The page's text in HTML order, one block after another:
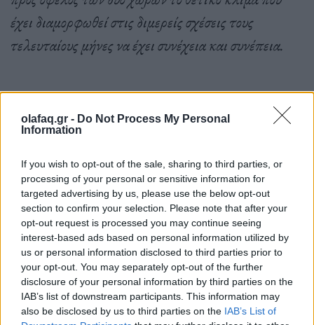
olafaq.gr - Do Not Process My Personal
Information
If you wish to opt-out of the sale, sharing to third parties, or
processing of your personal or sensitive information for
targeted advertising by us, please use the below opt-out
section to confirm your selection. Please note that after your
opt-out request is processed you may continue seeing
interest-based ads based on personal information utilized by
us or personal information disclosed to third parties prior to
your opt-out. You may separately opt-out of the further
disclosure of your personal information by third parties on the
IAB’s list of downstream participants. This information may
also be disclosed by us to third parties on the IAB’s List of
έχει διαμορφωθεί στις διμερείς σχέσεις τους
τελευταίους μήνες να έχει συνέχεια και συνέπεια.
οικοδομήσουν πάνω στο θετικό μομέντουμ και να
πολλαπλούς διαύλους επικοινωνίας ανάμεσα στις
δύο χώρες. Συμφώνησαν η επόμενη συνεδρίαση του
Ανωτάτου Συμβουλίου Συνεργασίας Ελλάδας-
Τουρκίας να πραγματοποιηθεί το φθινόπωρο στη
Θεσσαλονίκη.